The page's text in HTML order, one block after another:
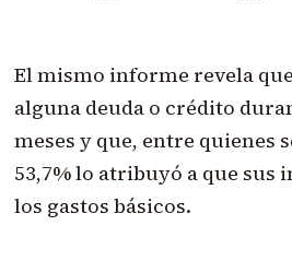
El mismo informe revela
alguna deuda o crédito
meses y que, entre quienes
53,7% lo atribuyó a que sus
los gastos básicos.